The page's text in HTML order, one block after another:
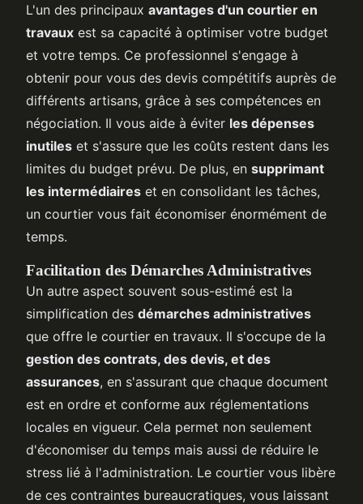
L'un des principaux avantages d'un courtier en
travaux est sa capacité à optimiser votre budget
et votre temps. Ce professionnel s'engage à
obtenir pour vous des devis compétitifs auprès de
différents artisans, grâce à ses compétences en
négociation. Il vous aide à éviter les dépenses
inutiles et s'assure que les coûts restent dans les
limites du budget prévu. De plus, en supprimant
les intermédiaires et en consolidant les tâches,
un courtier vous fait économiser énormément de
temps.
Facilitation des Démarches Administratives
Un autre aspect souvent sous-estimé est la
simplification des démarches administratives
que offre le courtier en travaux. Il s'occupe de la
gestion des contrats, des devis, et des
assurances, en s'assurant que chaque document
est en ordre et conforme aux réglementations
locales en vigueur. Cela permet non seulement
d'économiser du temps mais aussi de réduire le
stress lié à l'administration. Le courtier vous libère
de ces contraintes bureaucratiques, vous laissant